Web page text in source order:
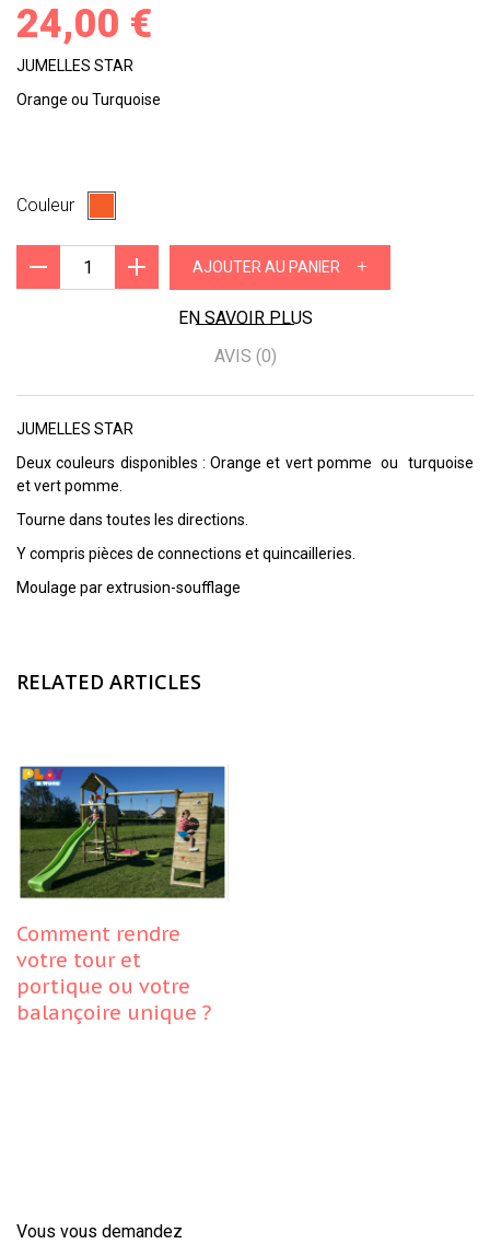
24,00 €
JUMELLES STAR
Orange ou Turquoise
AJOUTER AU PANIER +
EN SAVOIR PLUS
AVIS (0)
JUMELLES STAR
Deux couleurs disponibles : Orange et vert pomme ou turquoise
et vert pomme.
Tourne dans toutes les directions.
Y compris pièces de connections et quincailleries.
Moulage par extrusion-soufflage
RELATED ARTICLES
Comment rendre
votre tour et
portique ou votre
balançoire unique ?
Vous vous demandez